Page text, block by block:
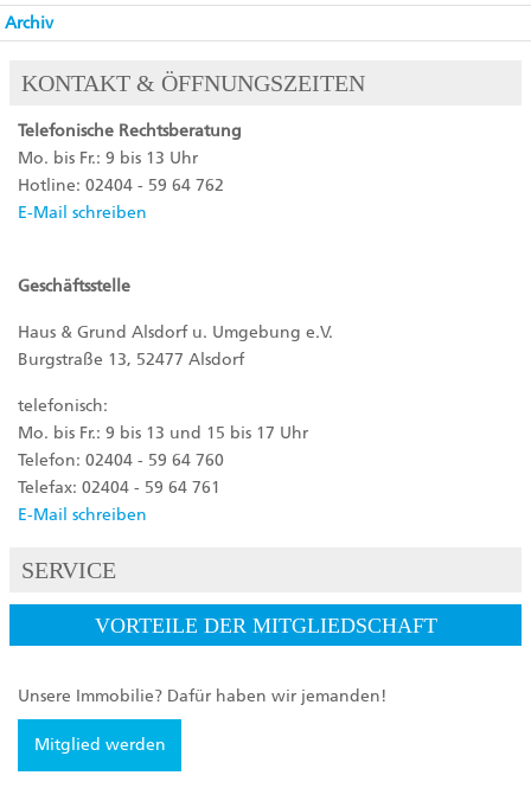
Archiv
KONTAKT & ÖFFNUNGSZEITEN
Telefonische Rechtsberatung
Mo. bis Fr.: 9 bis 13 Uhr
Hotline: 02404 - 59 64 762
E-Mail schreiben
Geschäftsstelle
Haus & Grund Alsdorf u. Umgebung e.V.
Burgstraße 13, 52477 Alsdorf
telefonisch:
Mo. bis Fr.: 9 bis 13 und 15 bis 17 Uhr
Telefon: 02404 - 59 64 760
Telefax: 02404 - 59 64 761
E-Mail schreiben
SERVICE
VORTEILE DER MITGLIEDSCHAFT
Unsere Immobilie? Dafür haben wir jemanden!
Mitglied werden